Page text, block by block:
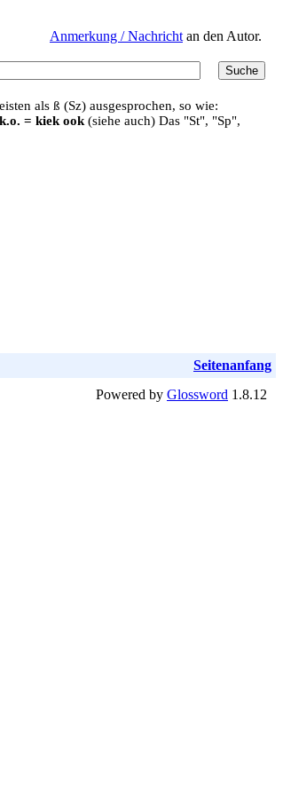
Anmerkung / Nachricht an den Autor.
als ß (Sz) ausgesprochen, so wie:
k.o. = kiek ook (siehe auch) Das "St", "Sp",
Seitenanfang
Powered by Glossword 1.8.12